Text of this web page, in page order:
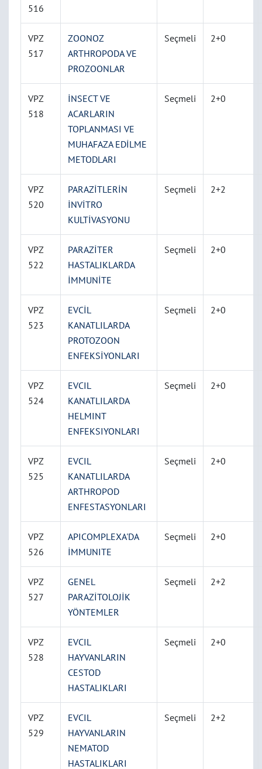
516
VPZ
517
ZOONOZ
ARTHROPODA VE
PROZOONLAR
Seçmeli 2+0
VPZ
518
İNSECT VE
ACARLARIN
TOPLANMASI VE
MUHAFAZA EDİLME
METODLARI
Seçmeli 2+0
VPZ
520
PARAZİTLERİN
İNVİTRO
KULTİVASYONU
Seçmeli 2+2
VPZ
522
PARAZİTER
HASTALIKLARDA
İMMUNİTE
Seçmeli 2+0
VPZ
523
EVCİL
KANATLILARDA
PROTOZOON
ENFEKSİYONLARI
Seçmeli 2+0
VPZ
524
EVCIL
KANATLILARDA
HELMINT
ENFEKSIYONLARI
Seçmeli 2+0
VPZ
525
EVCIL
KANATLILARDA
ARTHROPOD
ENFESTASYONLARI
Seçmeli 2+0
VPZ
526
APICOMPLEXA'DA
İMMUNITE
Seçmeli 2+0
VPZ
527
GENEL
PARAZİTOLOJİK
YÖNTEMLER
Seçmeli 2+2
VPZ
528
EVCIL
HAYVANLARIN
CESTOD
HASTALIKLARI
Seçmeli 2+0
VPZ
529
EVCIL
HAYVANLARIN
NEMATOD
HASTALIKLARI
Seçmeli 2+2